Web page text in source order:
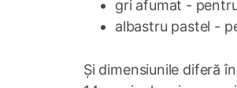
gri afumat -
albastru pastel -
Și dimensiunile diferă